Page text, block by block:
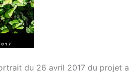
du 26 avril 2017 du projet